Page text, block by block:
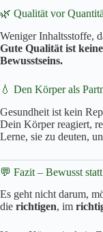
🌿 Qualität vor
Weniger Inhaltsstoffe,
Gute Qualität ist
Bewusstseins.
💧 Den Körper als
Gesundheit ist kein
Dein Körper reagiert,
Lerne, sie zu deuten,
💬 Fazit – Bewusst
Es geht nicht darum,
die richtigen, im